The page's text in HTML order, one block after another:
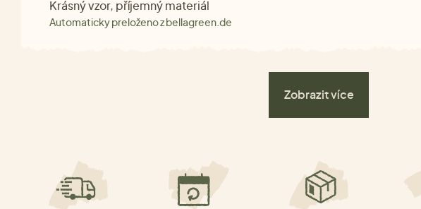
Krásný vzor, příjemný materiál
Automaticky preloženo z bellagreen.de
Zobrazit více